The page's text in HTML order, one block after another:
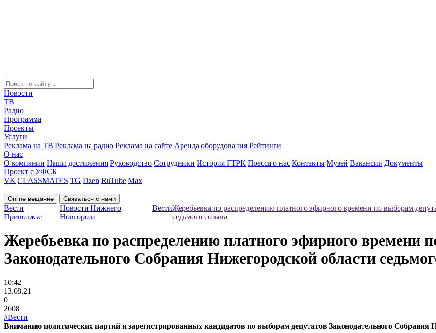
Новости
ТВ
Радио
Программа
Проекты
Услуги
Реклама на ТВ Реклама на радио Реклама на сайте Аренда оборудования Рейтинги
О нас
О компании Наши достижения Руководство Сотрудники История ГТРК Пресса о нас Контакты Музей Вакансии Документы
Проект с УФСБ
VK CLASSMATES TG Dzen RuTube Max
Online вещание Связаться с нами
Вести
Приволжье
Новости Нижнего
Новгорода
ВестиЖеребьевка по распределению платного эфирного времени по выборам
седьмого созыва
Жеребьевка по распределению платного эфирного времени
Законодательного Собрания Нижегородской области
10:42
13.08.21
0
2608
#Вести
Вниманию политических партий и зарегистрированных кандидатов по выборам депутатов Законодательного Собрания